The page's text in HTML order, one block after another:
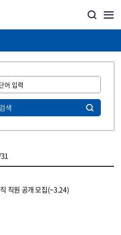
검색
직원 공개 모집(~3.24)